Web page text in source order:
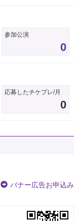
参加公演
0
応募したチケプレ/月
0
バナー広告お申込み